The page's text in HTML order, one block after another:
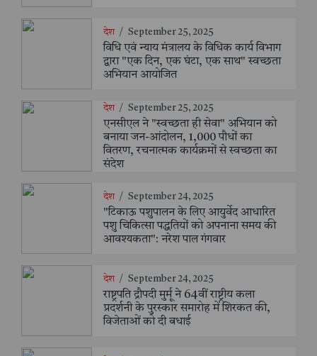
देश / September 25, 2025
विधि एवं न्याय मंत्रालय के विधिक कार्य विभाग
द्वारा "एक दिन, एक घंटा, एक साथ" स्वच्छता
अभियान आयोजित
देश / September 25, 2025
एनसीएल ने "स्वच्छता ही सेवा" अभियान को
बनाया जन-आंदोलन, 1,000 पौधों का
वितरण, रचनात्मक कार्यक्रमों से स्वच्छता का
संदेश
देश / September 24, 2025
"टिकाऊ पशुपालन के लिए आयुर्वेद आधारित
पशु चिकित्सा पद्धतियों को अपनाना समय की
आवश्यकता": नरेश पाल गंगवार
देश / September 24, 2025
राष्ट्रपति द्रौपदी मुर्मू ने 64वीं राष्ट्रीय कला
प्रदर्शनी के पुरस्कार समारोह में शिरकत की,
विजेताओं को दी बधाई